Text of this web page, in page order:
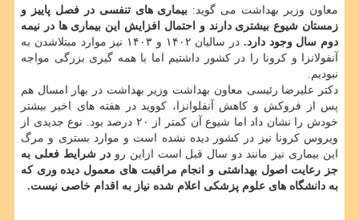
معاون وزیر بهداشت می گوید: بیماری های تنفسی در فصل پاییز و
زمستان شیوع بیشتری دارند و احتمال افزایش این بیماری ها در نیمه
دوم سال وجود دارد.
در سالیان ۱۴۰۲ و ۱۴۰۳ نیز موارد مبتلاشدن به
آنفولانزا و کرونا را در کشور داشتیم اما با همه گیری بزرگی مواجه
نبودیم.
دکتر علیرضا رئیسی معاون بهداشت وزیر بهداشت در بهار امسال هم
پس از فروکش و کاهش آنفلوانزا، کووید در هفته های اخیر بیشتر
خودش را نشان داد اما شیوع آن کمتر از ۲۰ درصد بود. نوع جدیدی از
ویروس کرونا نیز در کشور دیده نشده است و موارد بستری و مرگ
این بیماری نیز مانند دو سال قبل است ازاین رودر شرایط فعلی به
جز رعایت اصول بهداشتی و انجام مراقبت های معمول دیده وری که
به دانشگاه های علوم پزشکی اعلام شده نیاز به اقدام خاصی نیست.